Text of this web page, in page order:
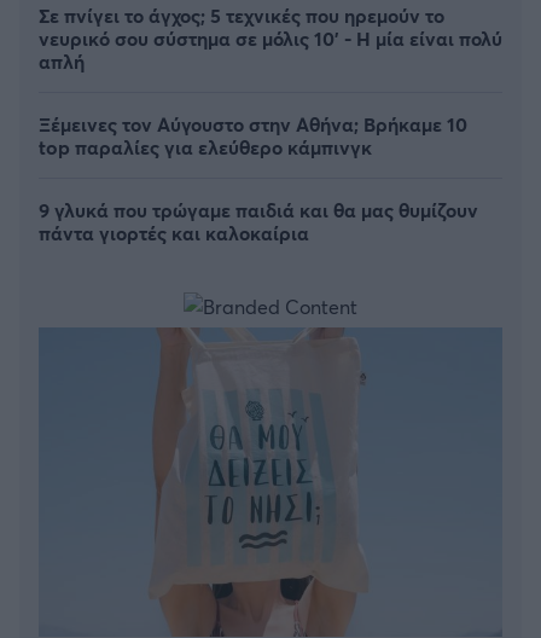
Σε πνίγει το άγχος; 5 τεχνικές που ηρεμούν το
νευρικό σου σύστημα σε μόλις 10' - Η μία είναι πολύ
απλή
Ξέμεινες τον Αύγουστο στην Αθήνα; Βρήκαμε 10
top παραλίες για ελεύθερο κάμπινγκ
9 γλυκά που τρώγαμε παιδιά και θα μας θυμίζουν
πάντα γιορτές και καλοκαίρια